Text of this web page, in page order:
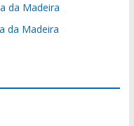
da Madeira
da Madeira